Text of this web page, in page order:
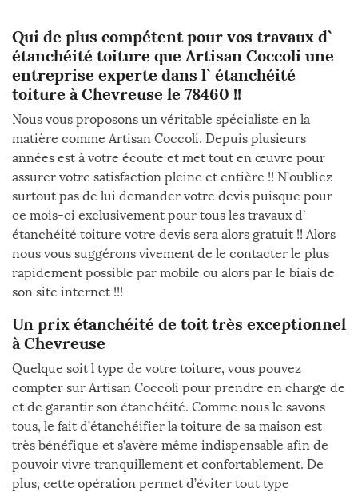
Qui de plus compétent pour vos travaux d`
étanchéité toiture que Artisan Coccoli une
entreprise experte dans l` étanchéité
toiture à Chevreuse le 78460 !!
Nous vous proposons un véritable spécialiste en la
matière comme Artisan Coccoli. Depuis plusieurs
années est à votre écoute et met tout en œuvre pour
assurer votre satisfaction pleine et entière !! N’oubliez
surtout pas de lui demander votre devis puisque pour
ce mois-ci exclusivement pour tous les travaux d`
étanchéité toiture votre devis sera alors gratuit !! Alors
nous vous suggérons vivement de le contacter le plus
rapidement possible par mobile ou alors par le biais de
son site internet !!!
Un prix étanchéité de toit très exceptionnel
à Chevreuse
Quelque soit l type de votre toiture, vous pouvez
compter sur Artisan Coccoli pour prendre en charge de
et de garantir son étanchéité. Comme nous le savons
tous, le fait d’étanchéifier la toiture de sa maison est
très bénéfique et s’avère même indispensable afin de
pouvoir vivre tranquillement et confortablement. De
plus, cette opération permet d’éviter tout type